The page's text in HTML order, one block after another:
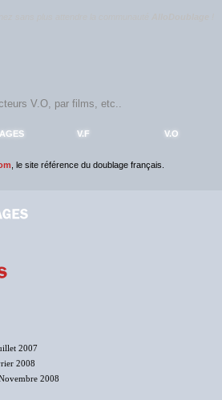
V.F V.O
, le site référence du doublage français.
2007
2008
2008